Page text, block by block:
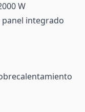
W
panel integrado